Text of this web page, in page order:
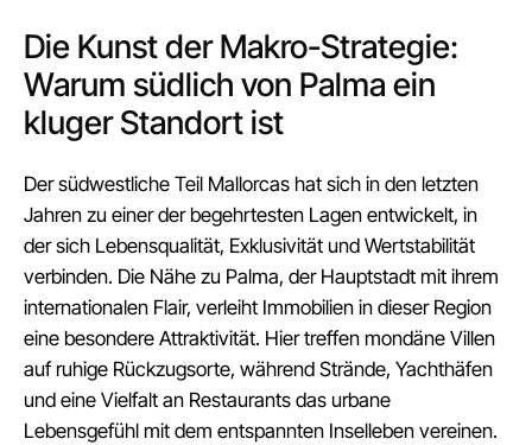
Die Kunst der Makro-Strategie:
Warum südlich von Palma ein
kluger Standort ist
Der südwestliche Teil Mallorcas hat sich in den letzten
Jahren zu einer der begehrtesten Lagen entwickelt, in
der sich Lebensqualität, Exklusivität und Wertstabilität
verbinden. Die Nähe zu Palma, der Hauptstadt mit ihrem
internationalen Flair, verleiht Immobilien in dieser Region
eine besondere Attraktivität. Hier treffen mondäne Villen
auf ruhige Rückzugsorte, während Strände, Yachthäfen
und eine Vielfalt an Restaurants das urbane
Lebensgefühl mit dem entspannten Inselleben vereinen.